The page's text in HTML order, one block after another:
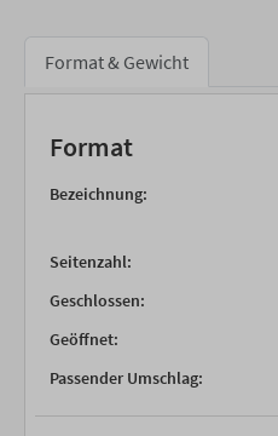
Format & Gewicht
Format
Bezeichnung:
Seitenzahl:
Geschlossen:
Geöffnet:
Passender Umschlag: